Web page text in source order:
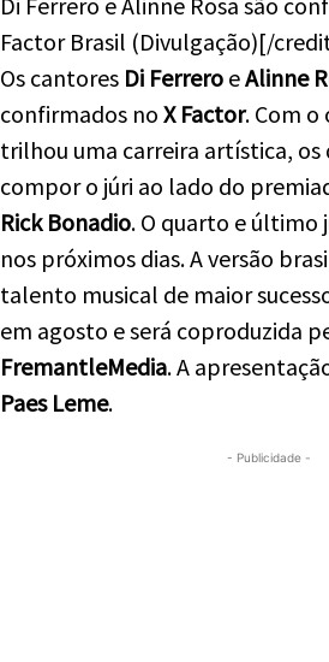
Factor Brasil (Divulgação)[/
Os cantores Di Ferrero eAlinne
confirmados no X Factor. Com o
trilhou uma carreira artística, os
compor o júri ao lado do
Rick Bonadio. O quarto e último
nos próximos dias. A versão
talento musical de maior
em agosto e será coproduzida
FremantleMedia. A
Paes Leme.
- Publicidade -